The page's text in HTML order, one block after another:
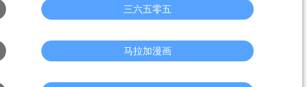
三六五零五
马拉加漫画